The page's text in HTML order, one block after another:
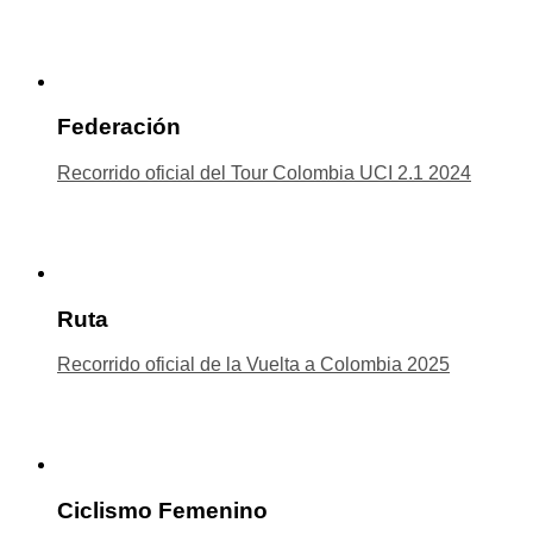
Federación
Recorrido oficial del Tour Colombia UCI 2.1 2024
Ruta
Recorrido oficial de la Vuelta a Colombia 2025
Ciclismo Femenino